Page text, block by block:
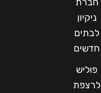
ניקיון
לבתים
חדשים
פוליש
לרצפת